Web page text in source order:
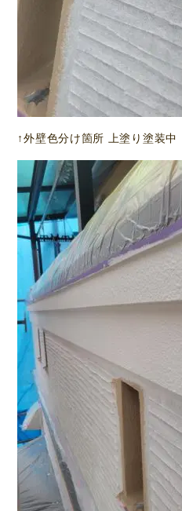
↑外壁色分け箇所 上塗り塗装中